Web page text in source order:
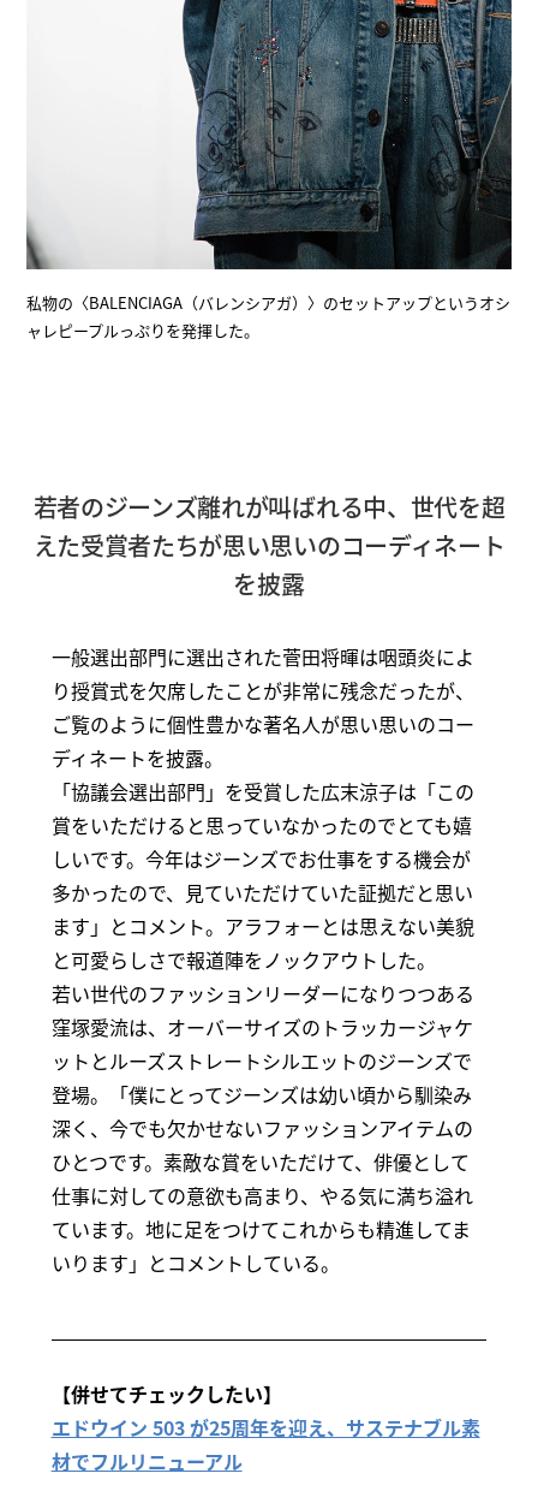
私物の〈BALENCIAGA（バレンシアガ）〉のセットアップというオシ
ャレピープルっぷりを発揮した。
若者のジーンズ離れが叫ばれる中、世代を超
えた受賞者たちが思い思いのコーディネート
を披露
一般選出部門に選出された菅田将暉は咽頭炎によ
り授賞式を欠席したことが非常に残念だったが、
ご覧のように個性豊かな著名人が思い思いのコー
ディネートを披露。
「協議会選出部門」を受賞した広末涼子は「この
賞をいただけると思っていなかったのでとても嬉
しいです。今年はジーンズでお仕事をする機会が
多かったので、見ていただけていた証拠だと思い
ます」とコメント。アラフォーとは思えない美貌
と可愛らしさで報道陣をノックアウトした。
若い世代のファッションリーダーになりつつある
窪塚愛流は、オーバーサイズのトラッカージャケ
ットとルーズストレートシルエットのジーンズで
登場。「僕にとってジーンズは幼い頃から馴染み
深く、今でも欠かせないファッションアイテムの
ひとつです。素敵な賞をいただけて、俳優として
仕事に対しての意欲も高まり、やる気に満ち溢れ
ています。地に足をつけてこれからも精進してま
いります」とコメントしている。
【併せてチェックしたい】
エドウイン 503 が25周年を迎え、サステナブル素
材でフルリニューアル